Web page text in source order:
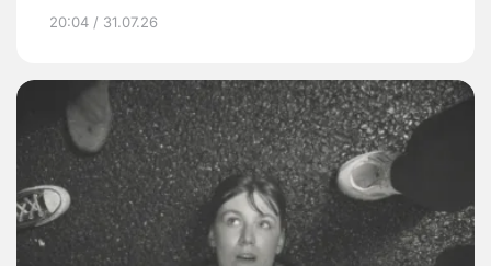
20:04 / 31.07.26